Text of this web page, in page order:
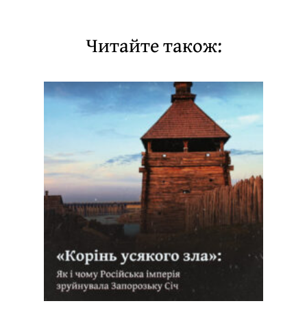
Читайте також: